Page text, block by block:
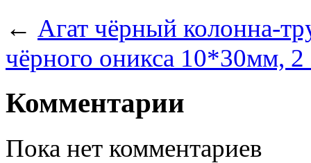
← Агат чёрный колонна-
чёрного оникса 10*30мм,
Комментарии
Пока нет комментариев